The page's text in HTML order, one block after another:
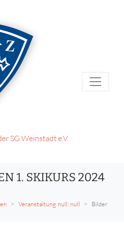
SG Weinstadt e.V.
1. SKIKURS 2024
Veranstaltung null: null Bilder